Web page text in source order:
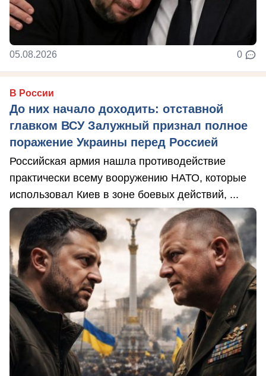
05.08.2026 0
В России
До них начало доходить: отставной
главком ВСУ Залужный признал полное
поражение Украины перед Россией
Российская армия нашла противодействие
практически всему вооружению НАТО, которые
использовал Киев в зоне боевых действий, ...